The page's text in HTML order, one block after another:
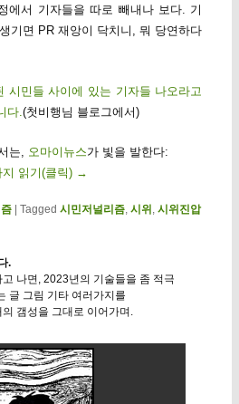
에서 기자들을 따로 빼내나 보다. 기
기면 PR 재앙이 닥치니, 뭐 당연하다
시민들 사이에 있는 기자들 나오라고
다.(첫비행님 블로그에서)
는, 오마이뉴스가 빛을 발한다:
읽기(클릭) →
| Tagged 시민저널리즘, 시위 시위진압
.
나면, 2023년의 기술들을 좀 적극
글 그림 기타 여러가지를
갬성을 그대로 이어가며.